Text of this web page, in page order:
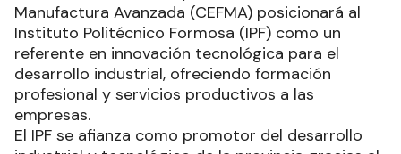
Manufactura Avanzada (CEFMA) posicionará al
Instituto Politécnico Formosa (IPF) como un
referente en innovación tecnológica para el
desarrollo industrial, ofreciendo formación
profesional y servicios productivos a las
empresas.
El IPF se afianza como promotor del desarrollo